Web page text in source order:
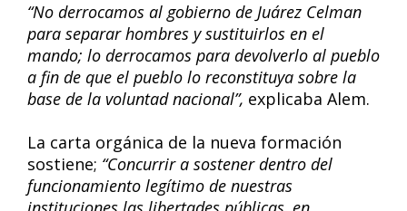
“No derrocamos al gobierno de Juárez Celman
para separar hombres y sustituirlos en el
mando; lo derrocamos para devolverlo al pueblo
a fin de que el pueblo lo reconstituya sobre la
base de la voluntad nacional”, explicaba Alem.
La carta orgánica de la nueva formación
sostiene; “Concurrir a sostener dentro del
funcionamiento legítimo de nuestras